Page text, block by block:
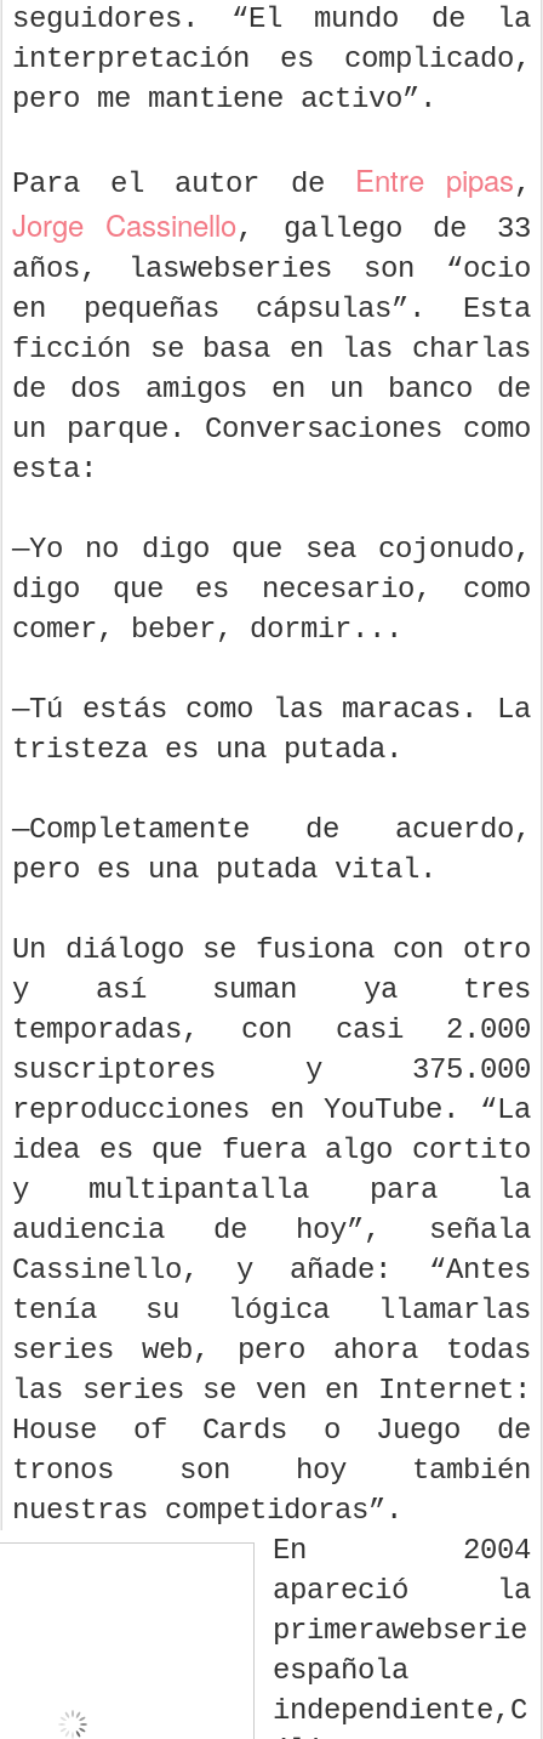
seguidores. “El mundo de la
interpretación es complicado,
pero me mantiene activo”.
Para el autor de Entre pipas,
Jorge Cassinello, gallego de 33
años, laswebseries son “ocio
en pequeñas cápsulas”. Esta
ficción se basa en las charlas
de dos amigos en un banco de
un parque. Conversaciones como
esta:
—Yo no digo que sea cojonudo,
digo que es necesario, como
comer, beber, dormir...
—Tú estás como las maracas. La
tristeza es una putada.
—Completamente de acuerdo,
pero es una putada vital.
Un diálogo se fusiona con otro
y así suman ya tres
temporadas, con casi 2.000
suscriptores y 375.000
reproducciones en YouTube. “La
idea es que fuera algo cortito
y multipantalla para la
audiencia de hoy”, señala
Cassinello, y añade: “Antes
tenía su lógica llamarlas
series web, pero ahora todas
las series se ven en Internet:
House of Cards o Juego de
tronos son hoy también
nuestras competidoras”.
En 2004
apareció la
primerawebserie
española
independiente,C